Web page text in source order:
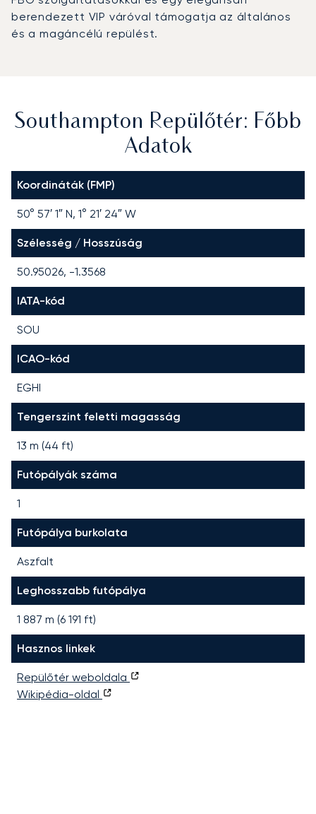
berendezett VIP váróval támogatja az általános
és a magáncélú repülést.
Southampton Repülőtér: Főbb
Adatok
Koordináták (FMP)
50° 57′ 1″ N, 1° 21′ 24″ W
Szélesség / Hosszúság
50.95026, -1.3568
IATA-kód
SOU
ICAO-kód
EGHI
Tengerszint feletti magasság
13 m (44 ft)
Futópályák száma
1
Futópálya burkolata
Aszfalt
Leghosszabb futópálya
1 887 m (6 191 ft)
Hasznos linkek
Repülőtér weboldala
Wikipédia-oldal